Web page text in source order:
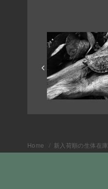
Home 新入荷順の生体在庫